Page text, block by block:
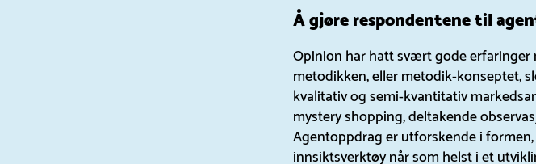
Å gjøre respondentene til
Opinion har hatt svært gode erfaringer
metodikken, eller metodik-konseptet,
kvalitativ og semi-kvantitativ
mystery shopping, deltakende
Agentoppdrag er utforskende i
innsiktsverktøy når som helst i et